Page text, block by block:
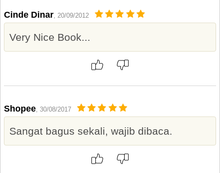
Cinde Dinar , 20/09/2012
Very Nice Book...
Shopee , 30/08/2017
Sangat bagus sekali, wajib dibaca.